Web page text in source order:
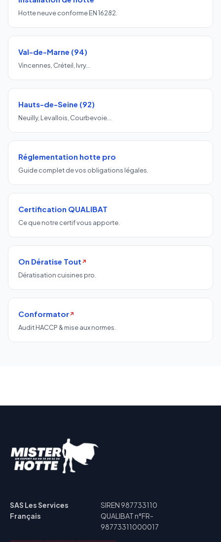
Hotte neuve conforme EN 16282.
Val-de-Marne (94)
Vincennes, Créteil, Ivry…
Hauts-de-Seine (92)
Neuilly, Levallois, Courbevoie…
Réglementation hotte pro
Guide complet de vos obligations légales.
Certification QUALIBAT
Ce que notre certif vous apporte.
On Dératise Tout ↗
Dératisation cuisines pro.
Conformator↗
Audit HACCP & mise aux normes.
SAS Les Services
Français
SIREN 987733110
QUALIBAT n°FR-
98773311000017